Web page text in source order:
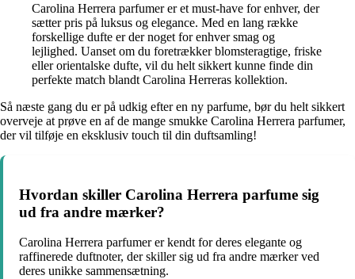
Carolina Herrera parfumer er et must-have for enhver, der
sætter pris på luksus og elegance. Med en lang række
forskellige dufte er der noget for enhver smag og
lejlighed. Uanset om du foretrækker blomsteragtige, friske
eller orientalske dufte, vil du helt sikkert kunne finde din
perfekte match blandt Carolina Herreras kollektion.
Så næste gang du er på udkig efter en ny parfume, bør du helt sikkert
overveje at prøve en af de mange smukke Carolina Herrera parfumer,
der vil tilføje en eksklusiv touch til din duftsamling!
Hvordan skiller Carolina Herrera parfume sig
ud fra andre mærker?
Carolina Herrera parfumer er kendt for deres elegante og
raffinerede duftnoter, der skiller sig ud fra andre mærker ved
deres unikke sammensætning.